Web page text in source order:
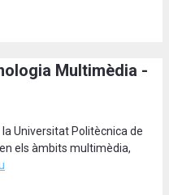
Multimèdia -
Universitat Politècnica de
els àmbits multimèdia,